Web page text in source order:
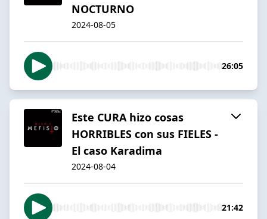
NOCTURNO
2024-08-05
26:05
Este CURA hizo cosas
HORRIBLES con sus FIELES -
El caso Karadima
2024-08-04
21:42